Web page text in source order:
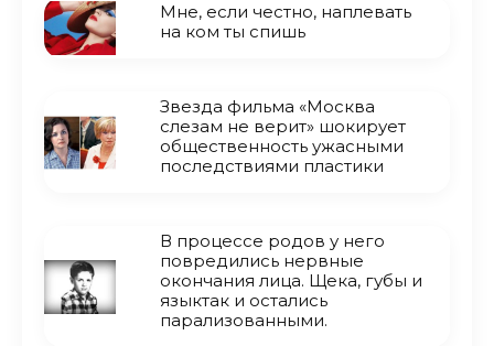
Мне, если честно, наплевать
на ком ты спишь
Звезда фильма «Москва
слезам не верит» шокирует
общественность ужасными
последствиями пластики
В процессе родов у него
повредились нервные
окончания лица. Щека, губы и
языктак и остались
парализованными.